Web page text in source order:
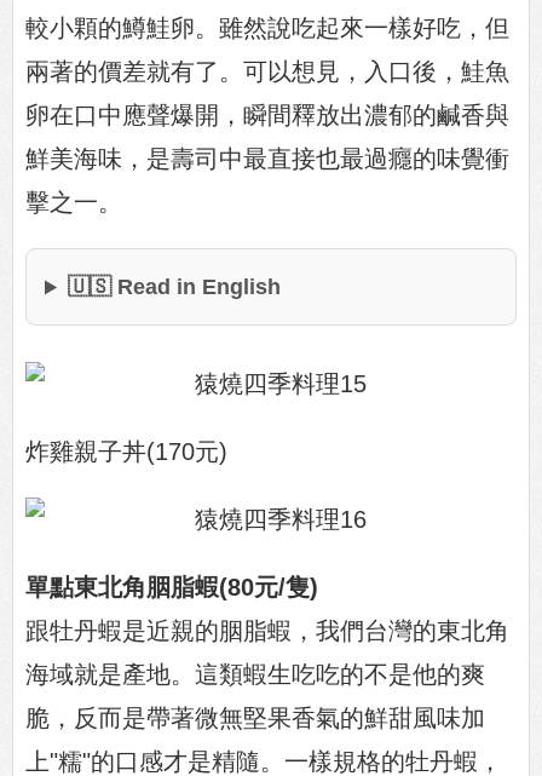
較小顆的鱒鮭卵。雖然說吃起來一樣好吃，但
兩著的價差就有了。可以想見，入口後，鮭魚
卵在口中應聲爆開，瞬間釋放出濃郁的鹹香與
鮮美海味，是壽司中最直接也最過癮的味覺衝
擊之一。
🇺🇸 Read in English
炸雞親子丼(170元)
單點東北角胭脂蝦(80元/隻)
跟牡丹蝦是近親的胭脂蝦，我們台灣的東北角
海域就是產地。這類蝦生吃吃的不是他的爽
脆，反而是帶著微無堅果香氣的鮮甜風味加
上"糯"的口感才是精隨。一樣規格的牡丹蝦，